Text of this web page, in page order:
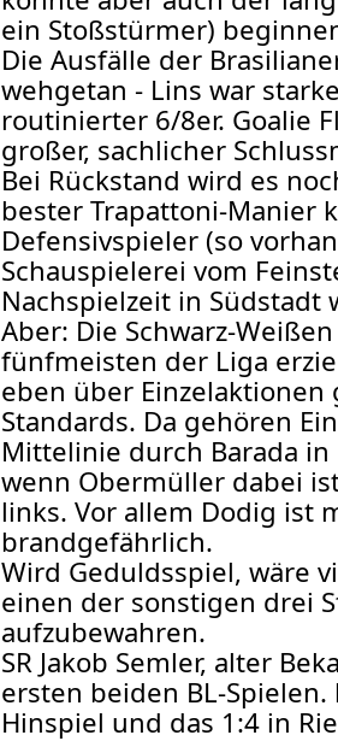
ein Stoßstürmer)
Die Ausfälle der
wehgetan - Lins war
routinierter 6/8er. Goalie
großer, sachlicher
Bei Rückstand wird es
bester Trapattoni-Manier
Defensivspieler (so
Schauspielerei vom
Nachspielzeit in Südstadt
Aber: Die Schwarz-
fünfmeisten der Liga
eben über Einzelaktionen
Standards. Da gehören
Mittelinie durch Barada in
wenn Obermüller dabei
links. Vor allem Dodig ist
brandgefährlich.
Wird Geduldsspiel, wäre
einen der sonstigen drei
aufzubewahren.
SR Jakob Semler, alter
ersten beiden BL-
Hinspiel und das 1:4 in